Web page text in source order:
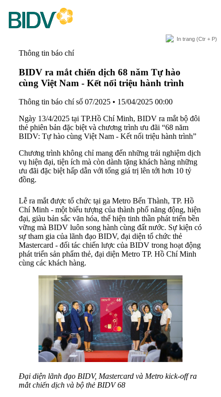
In trang (Ctr + P)
Thông tin báo chí
BIDV ra mắt chiến dịch 68 năm Tự hào
cùng Việt Nam - Kết nối triệu hành trình
Thông tin báo chí số 07/2025 • 15/04/2025 00:00
Ngày 13/4/2025 tại TP.Hồ Chí Minh, BIDV ra mắt bộ đôi
thẻ phiên bản đặc biệt và chương trình ưu đãi “68 năm
BIDV: Tự hào cùng Việt Nam - Kết nối triệu hành trình”
Chương trình không chỉ mang đến những trải nghiệm dịch
vụ hiện đại, tiện ích mà còn dành tặng khách hàng những
ưu đãi đặc biệt hấp dẫn với tổng giá trị lên tới hơn 10 tỷ
đồng.
Lễ ra mắt được tổ chức tại ga Metro Bến Thành, TP. Hồ
Chí Minh - một biểu tượng của thành phố năng động, hiện
đại, giàu bản sắc văn hóa, thể hiện tinh thần phát triển bền
vững mà BIDV luôn song hành cùng đất nước. Sự kiện có
sự tham gia của lãnh đạo BIDV, đại diện tổ chức thẻ
Mastercard - đối tác chiến lược của BIDV trong hoạt động
phát triển sản phẩm thẻ, đại diện Metro TP. Hồ Chí Minh
cùng các khách hàng.
Đại diện lãnh đạo BIDV, Mastercard và Metro kick-off ra
mắt chiến dịch và bộ thẻ BIDV 68